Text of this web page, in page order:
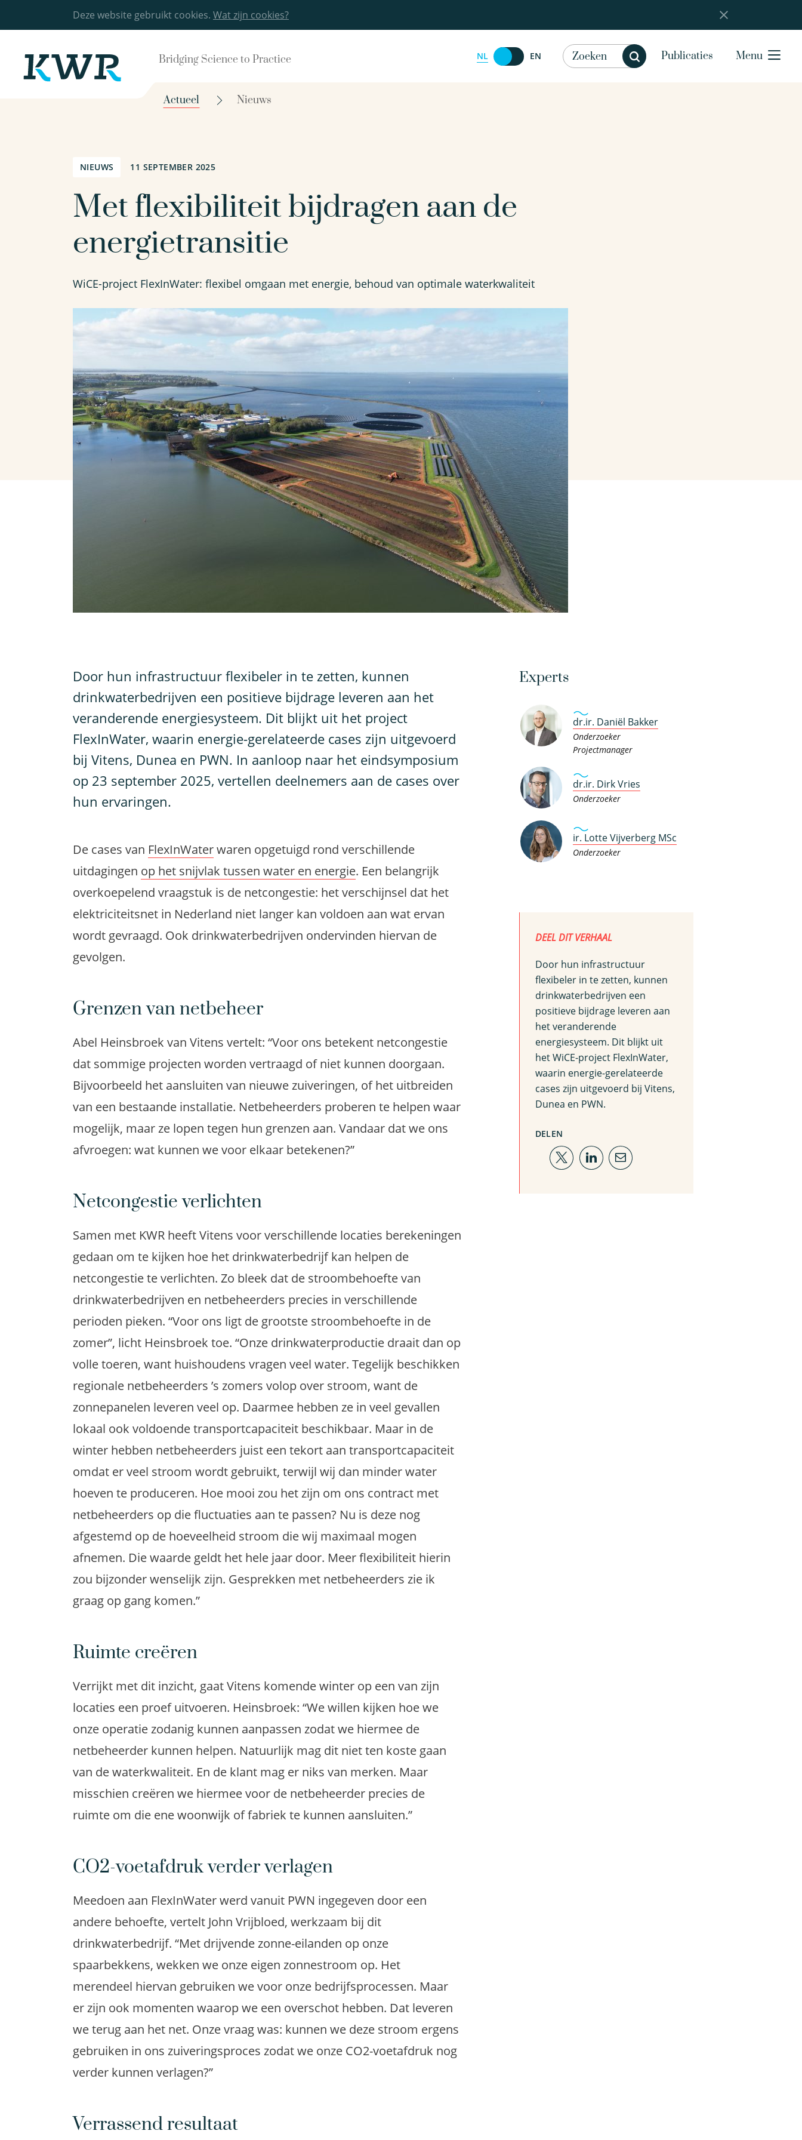
Deze website gebruikt cookies. Wat zijn cookies?
Bridging Science to Practice NL EN Publicaties Menu
Actueel Nieuws
NIEUWS 11 SEPTEMBER 2025
Met flexibiliteit bijdragen aan de
energietransitie
WiCE-project FlexInWater: flexibel omgaan met energie, behoud van optimale waterkwaliteit
Door hun infrastructuur flexibeler in te zetten, kunnen
drinkwaterbedrijven een positieve bijdrage leveren aan het
veranderende energiesysteem. Dit blijkt uit het project
FlexInWater, waarin energie-gerelateerde cases zijn uitgevoerd
bij Vitens, Dunea en PWN. In aanloop naar het eindsymposium
op 23 september 2025, vertellen deelnemers aan de cases over
hun ervaringen.
De cases van FlexInWaterwaren opgetuigd rond verschillende
uitdagingen op het snijvlak tussen water en energie. Een belangrijk
overkoepelend vraagstuk is de netcongestie: het verschijnsel dat het
elektriciteitsnet in Nederland niet langer kan voldoen aan wat ervan
wordt gevraagd. Ook drinkwaterbedrijven ondervinden hiervan de
gevolgen.
Grenzen van netbeheer
Abel Heinsbroek van Vitens vertelt: “Voor ons betekent netcongestie
dat sommige projecten worden vertraagd of niet kunnen doorgaan.
Bijvoorbeeld het aansluiten van nieuwe zuiveringen, of het uitbreiden
van een bestaande installatie. Netbeheerders proberen te helpen waar
mogelijk, maar ze lopen tegen hun grenzen aan. Vandaar dat we ons
afvroegen: wat kunnen we voor elkaar betekenen?”
Netcongestie verlichten
Samen met KWR heeftVitens voor verschillende locaties berekeningen
gedaan om te kijken hoe het drinkwaterbedrijf kan helpen de
netcongestie te verlichten. Zo bleek dat de stroombehoeftevan
drinkwaterbedrijven en netbeheerders precies in verschillende
perioden pieken. “Voor ons ligt de grootste stroombehoefte in de
zomer”, licht Heinsbroek toe. “Onze drinkwaterproductie draait dan op
volle toeren, want huishoudens vragen veel water. Tegelijk beschikken
regionale netbeheerders ’s zomers volop over stroom, want de
zonnepanelen leveren veel op. Daarmee hebben ze in veel gevallen
lokaal ook voldoende transportcapaciteit beschikbaar. Maar in de
winter hebben netbeheerders juist een tekort aan transportcapaciteit
omdat er veel stroom wordt gebruikt, terwijl wij dan minder water
hoeven te produceren. Hoe mooi zou het zijn om ons contract met
netbeheerders op die fluctuaties aan te passen? Nu is deze nog
afgestemd op de hoeveelheid stroom diewij maximaal mogen
afnemen. Die waarde geldt het hele jaar door. Meer flexibiliteit hierin
zou bijzonder wenselijk zijn. Gesprekken met netbeheerders zie ik
graag op gang komen.”
Ruimte creëren
Verrijkt met dit inzicht, gaatVitens komende winter op een van zijn
locaties een proef uitvoeren. Heinsbroek: “Wewillen kijken hoe we
onze operatie zodanig kunnen aanpassen zodat we hiermee de
netbeheerder kunnen helpen. Natuurlijk mag dit niet ten koste gaan
van de waterkwaliteit. En de klant mag er niks van merken. Maar
misschien creëren we hiermeevoor de netbeheerder precies de
ruimte om die ene woonwijk of fabriek te kunnen aansluiten.”
CO2-voetafdruk verder verlagen
Meedoen aan FlexInWaterwerd vanuit PWN ingegeven door een
andere behoefte, vertelt John Vrijbloed, werkzaam bij dit
drinkwaterbedrijf. “Met drijvende zonne-eilanden op onze
spaarbekkens, wekken we onze eigen zonnestroom op. Het
merendeel hiervan gebruiken we voor onze bedrijfsprocessen. Maar
er zijn ook momenten waarop we een overschot hebben. Dat leveren
weterug aan het net. Onze vraag was: kunnen we deze stroom ergens
gebruiken in ons zuiveringsproces zodat we onze CO2-voetafdruk nog
verder kunnen verlagen?”
Verrassend resultaat
Experts
dr.ir. Daniël Bakker
Onderzoeker
Projectmanager
dr.ir. Dirk Vries
Onderzoeker
ir. Lotte Vijverberg MSc
Onderzoeker
DEEL DIT VERHAAL
Door hun infrastructuur
flexibeler in te zetten, kunnen
drinkwaterbedrijven een
positieve bijdrage leveren aan
het veranderende
energiesysteem. Dit blijkt uit
het WiCE-project FlexInWater,
waarin energie-gerelateerde
cases zijn uitgevoerd bij Vitens,
Dunea en PWN.
DELEN